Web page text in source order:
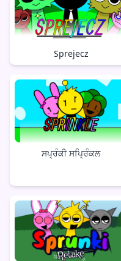
Sprejecz
ਸਪ੍ਰੰਕੀ ਸਪ੍ਰਿੰਕਲ